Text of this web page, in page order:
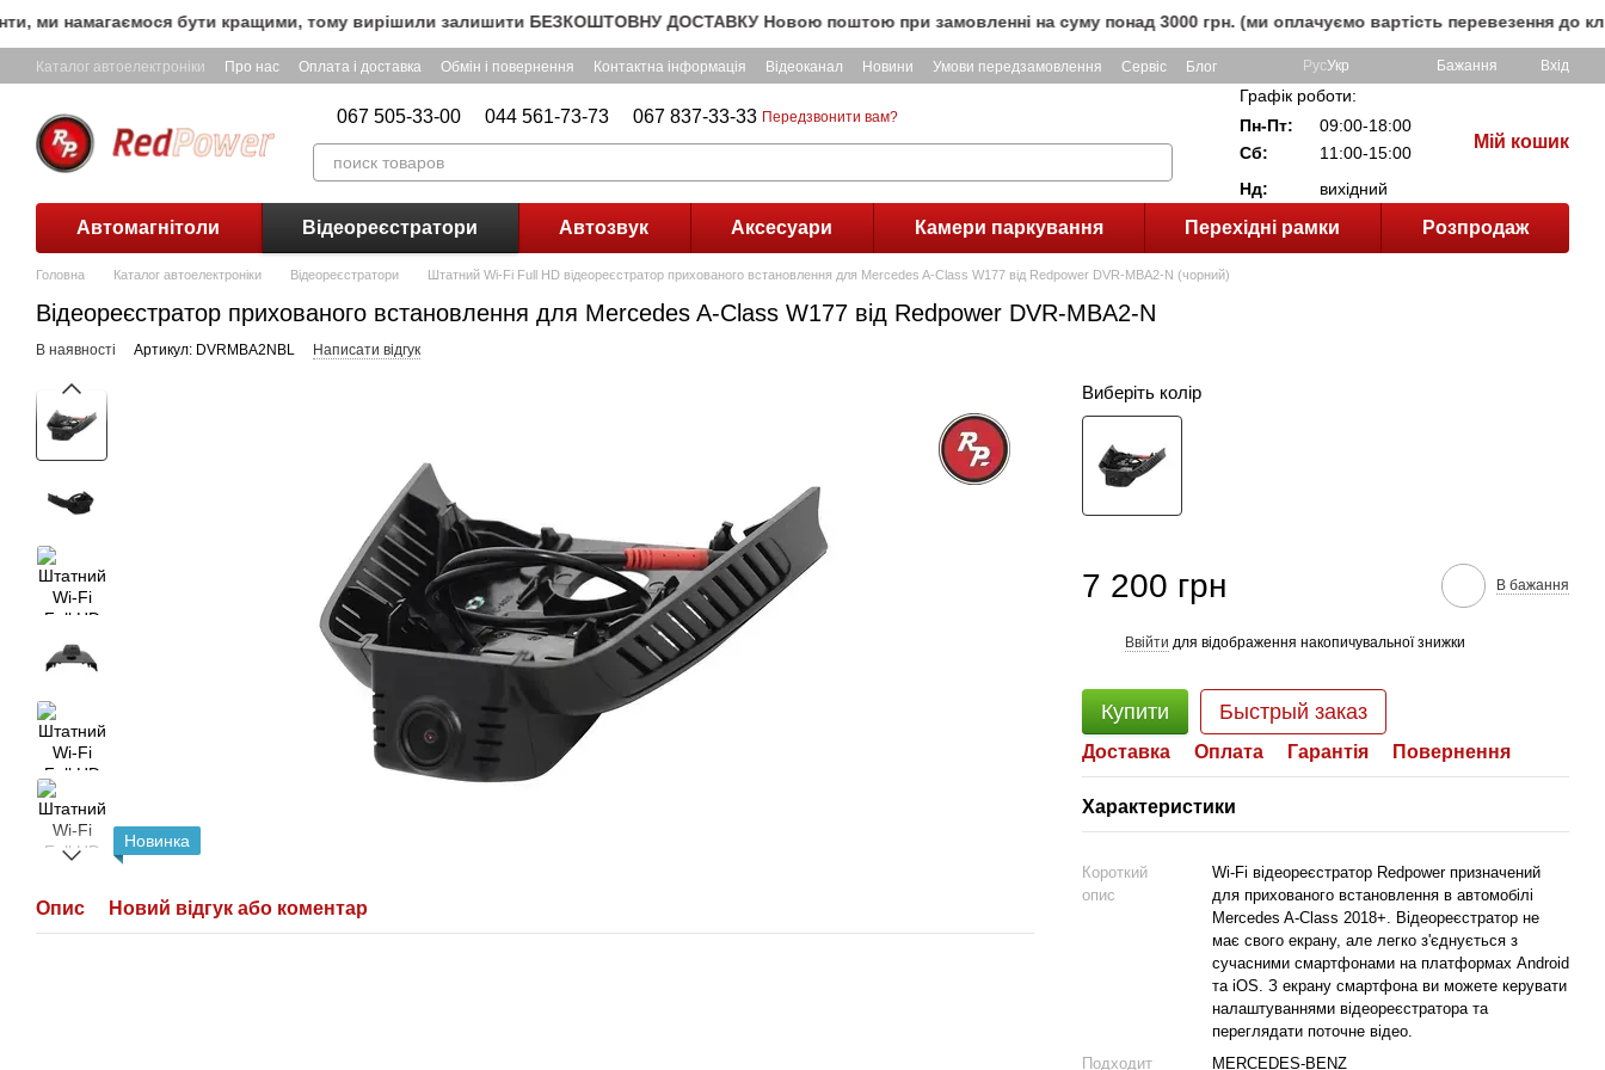
Перейти до основного контенту
ми намагаємося бути кращими, тому вирішили залишити БЕЗКОШТОВНУ ДОСТАВКУ Новою поштою при замовленні на суму понад 3000 грн. (ми оплачуємо вартість перевезення до
Каталог автоелектроніки Про нас Оплата і доставка Обмін і повернення Контактна інформація Відеоканал Новини Умови передзамовлення Сервіс Блог РусУкр Бажання Вхід
067 505-33-00 044 561-73-73 067 837-33-33 Передзвонити вам?
Графік роботи:
Пн-Пт:
09:00-18:00
Сб:
11:00-15:00
Нд:
вихідний
Мій кошик
Автомагнітоли Відеореєстратори Автозвук Аксесуари Камери паркування Перехідні рамки Розпродаж
Головна Каталог автоелектроніки Відеореєстратори Штатний Wi-Fi Full HD відеореєстратор прихованого встановлення для Mercedes A-Class W177 від Redpower DVR-MBA2-N (чорний)
Відеореєстратор прихованого встановлення для Mercedes A-Class W177 від Redpower DVR-MBA2-N
В наявності Артикул: DVRMBA2NBL Написати відгук
Новинка
Опис Новий відгук або коментар
Виберіть колір
7 200 грн В бажання
Ввійти для відображення накопичувальної знижки
Купити Быстрый заказ
Доставка Оплата Гарантія Повернення
Характеристики
Короткий
опис
Wi-Fi відеореєстратор Redpower призначений
для прихованого встановлення в автомобілі
Mercedes A-Class 2018+. Відеореєстратор не
має свого екрану, але легко з'єднується з
сучасними смартфонами на платформах Android
та iOS. З екрану смартфона ви можете керувати
налаштуваннями відеореєстратора та
переглядати поточне відео.
Подходит
MERCEDES-BENZ